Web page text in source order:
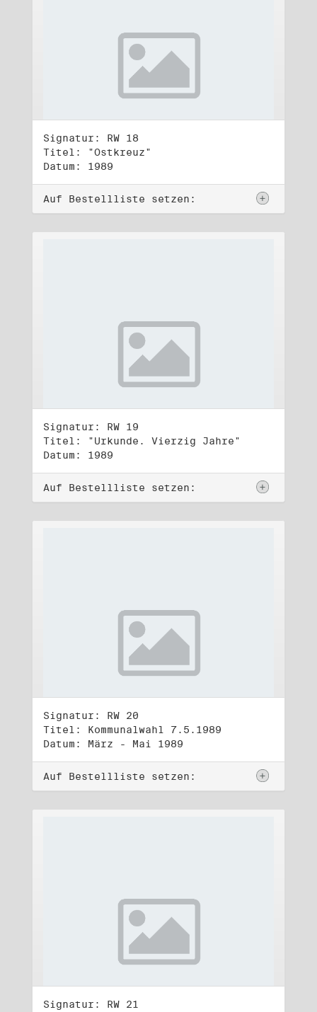
Signatur: RW 18
Titel: "Ostkreuz"
Datum: 1989
Auf Bestellliste setzen:
Signatur: RW 19
Titel: "Urkunde. Vierzig Jahre"
Datum: 1989
Auf Bestellliste setzen:
Signatur: RW 20
Titel: Kommunalwahl 7.5.1989
Datum: März - Mai 1989
Auf Bestellliste setzen:
Signatur: RW 21